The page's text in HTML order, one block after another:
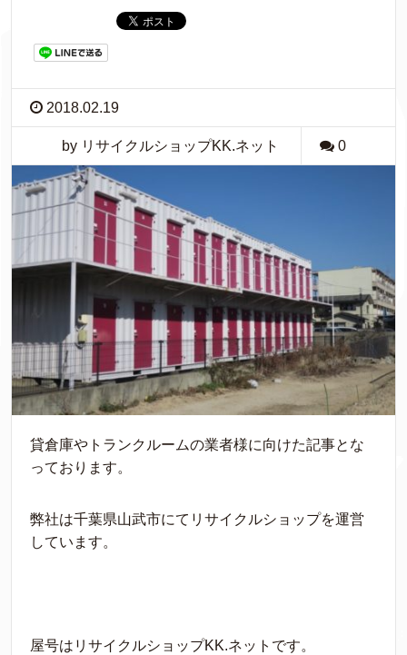
2018.02.19
by リサイクルショップKK.ネット 0
貸倉庫やトランクルームの業者様に向けた記事とな
っております。
弊社は千葉県山武市にてリサイクルショップを運営
しています。
屋号はリサイクルショップKK.ネットです。